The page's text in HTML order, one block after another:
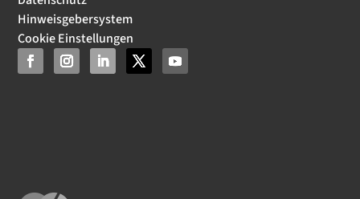
Hinweisgebersystem
Cookie Einstellungen